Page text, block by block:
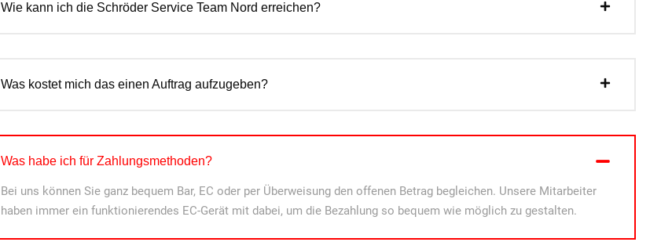
Wie kann ich die Schröder Service Team Nord erreichen?
Was kostet mich das einen Auftrag aufzugeben?
Was habe ich für Zahlungsmethoden?
Bei uns können Sie ganz bequem Bar, EC oder per Überweisung den offenen Betrag begleichen. Unsere Mitarbeiter
haben immer ein funktionierendes EC-Gerät mit dabei, um die Bezahlung so bequem wie möglich zu gestalten.